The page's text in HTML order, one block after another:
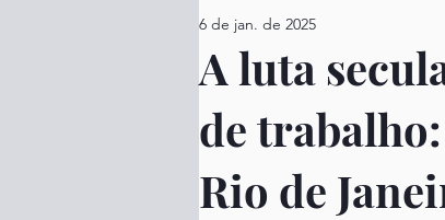
A luta
de
Rio de
6 de jan. de 2025